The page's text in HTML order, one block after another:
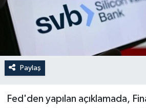
Paylaş
Fed'den yapılan açıklamada,